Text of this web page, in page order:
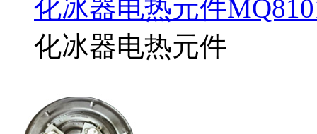
化冰器电热元件
化冰器电热元件